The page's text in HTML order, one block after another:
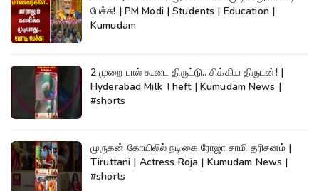
பேச்சு! | PM Modi | Students | Education |
Kumudam
2 முறை பால் கூடை திருட்டு.. சிக்கிய திருடன்! |
Hyderabad Milk Theft | Kumudam News |
#shorts
முருகன் கோயிலில் நடிகை ரோஜா சாமி தரிசனம் |
Tiruttani | Actress Roja | Kumudam News |
#shorts